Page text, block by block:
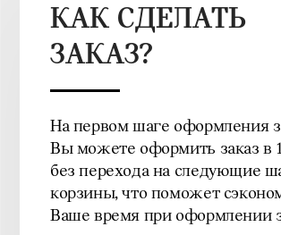
КАК СДЕЛАТЬ
ЗАКАЗ?
На первом шаге оформления
Вы можете оформить заказ в
без перехода на следующие
корзины, что поможет
Ваше время при оформлении